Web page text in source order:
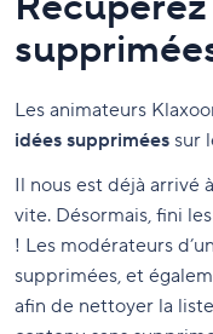
Les animateurs
idées supprimées sur
Il nous est déjà arrivé
vite. Désormais, fini
! Les modérateurs
supprimées, et
afin de nettoyer la